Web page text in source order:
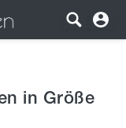
in Größe